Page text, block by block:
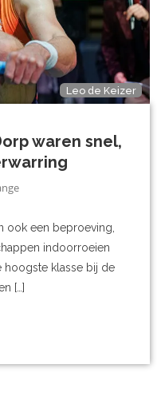
Leo de Keizer
waren snel,
ook een beproeving,
indoorroeien
hoogste klasse bij de
[…]